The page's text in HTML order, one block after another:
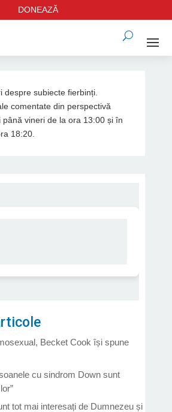
DONEAZĂ
despre subiecte fierbinți.
comentate din perspectivă
până vineri de la ora 13:00 și în
18:20.
Becket Cook își spune
cu sindrom Down sunt
tot mai interesați de Dumnezeu și